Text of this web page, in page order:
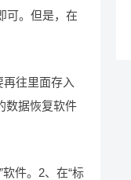
可。但是，在
往里面存入
数据恢复软件
件。2、在“标